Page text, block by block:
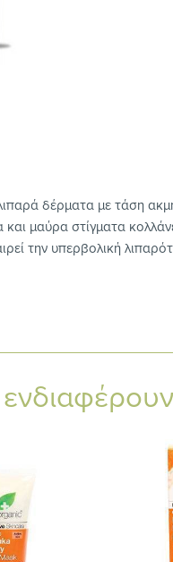
δέρματα με τάση
μαύρα στίγματα
την υπερβολική